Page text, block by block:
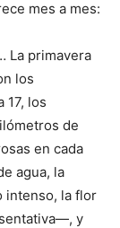
mes a mes:
La primavera
los
17, los
de
en cada
agua, la
intenso, la flor
y